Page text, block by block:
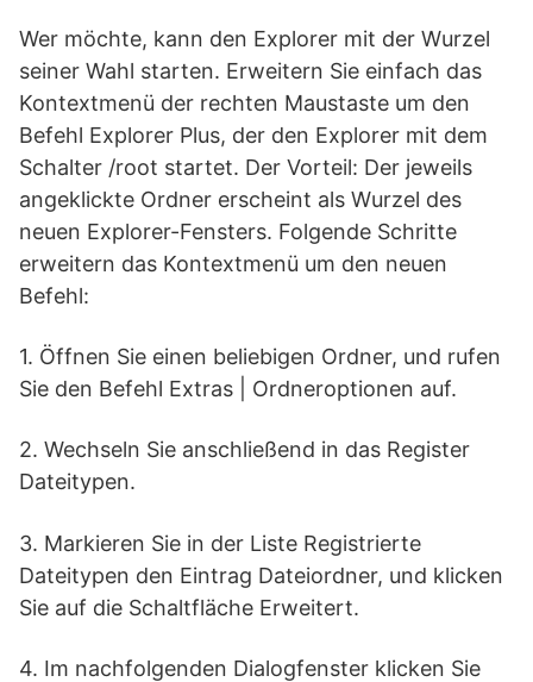
Wer möchte, kann den Explorer mit der Wurzel
seiner Wahl starten. Erweitern Sie einfach das
Kontextmenü der rechten Maustaste um den
Befehl Explorer Plus, der den Explorer mit dem
Schalter /root startet. Der Vorteil: Der jeweils
angeklickte Ordner erscheint als Wurzel des
neuen Explorer-Fensters. Folgende Schritte
erweitern das Kontextmenü um den neuen
Befehl:
1. Öffnen Sie einen beliebigen Ordner, und rufen
Sie den Befehl Extras | Ordneroptionen auf.
2. Wechseln Sie anschließend in das Register
Dateitypen.
3. Markieren Sie in der Liste Registrierte
Dateitypen den Eintrag Dateiordner, und klicken
Sie auf die Schaltfläche Erweitert.
4. Im nachfolgenden Dialogfenster klicken Sie